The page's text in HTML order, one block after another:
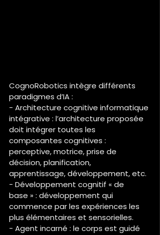
CognoRobotics intègre différents
paradigmes d’IA :
- Architecture cognitive informatique
intégrative : l’architecture proposée
doit intégrer toutes les
composantes cognitives :
perceptive, motrice, prise de
décision, planification,
apprentissage, développement, etc.
- Développement cognitif « de
base » : développement qui
commence par les expériences les
plus élémentaires et sensorielles.
- Agent incarné : le corps est guidé